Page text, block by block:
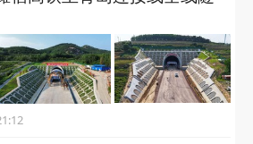
21:12